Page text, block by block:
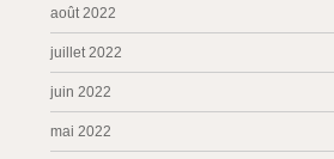
août 2022
juillet 2022
juin 2022
mai 2022